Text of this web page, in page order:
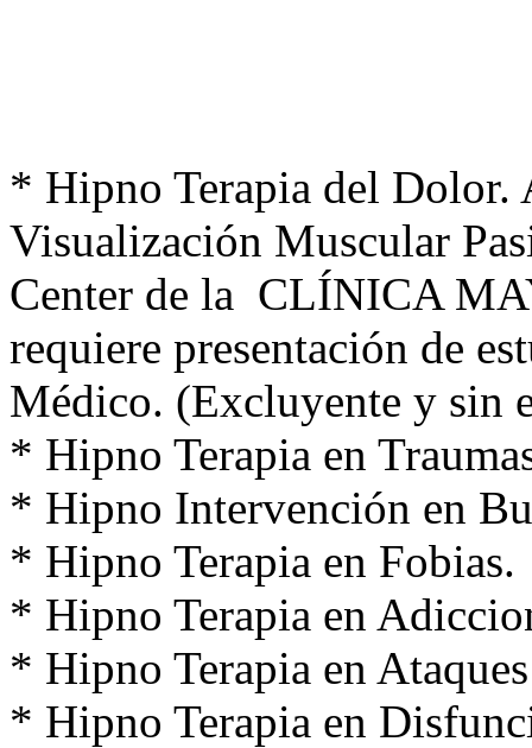
* Hipno Terapia del
Visualización Muscular
Center de la CLÍNICA
requiere presentación de
Médico. (Excluyente y sin
* Hipno Terapia en
* Hipno Intervención en
* Hipno Terapia en Fobias.
* Hipno Terapia en
* Hipno Terapia en
* Hipno Terapia en